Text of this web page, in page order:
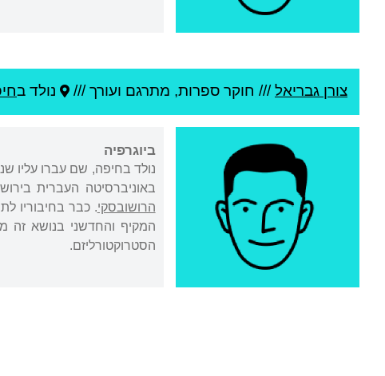
צורן גבריאל/// חוקר ספרות, מתרגם ועורך /// נולד ב
ביוגרפיה
באוניברסיטה העברית
הרושובסקי. כבר בחיבוריו
המקיף והחדשני בנושא זה
הסטרוקטורליזם.